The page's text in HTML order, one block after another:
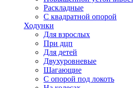
Раскладные
С квадратной опорой
Ходунки
Для взрослых
При дцп
Для детей
Двухуровневые
Шагающие
С опорой под локоть